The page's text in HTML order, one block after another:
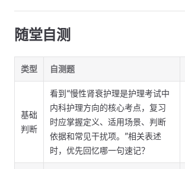
随堂自测
类型 自测题
基础
判断
看到“慢性肾衰护理是护理考试中
内科护理方向的核心考点，复习
时应掌握定义、适用场景、判断
依据和常见干扰项。”相关表述
时，优先回忆哪一句速记？